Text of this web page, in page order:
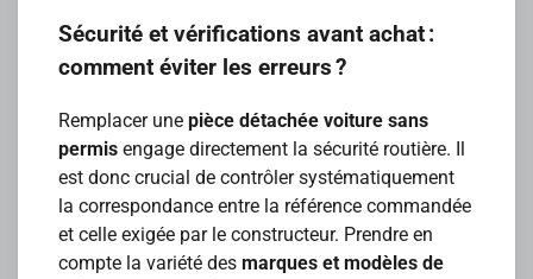
Sécurité et vérifications avant achat :
comment éviter les erreurs ?
Remplacer unepièce détachée voiture sans
permis engage directement la sécurité routière. Il
est donc crucial de contrôler systématiquement
la correspondance entre la référence commandée
et celle exigée par le constructeur. Prendre en
compte la variété desmarques et modèles de